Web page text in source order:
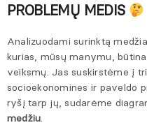
PROBLEMŲ MEDIS
Analizuodami surinktą
kurias, mūsų manymu,
veiksmų. Jas suskirstėme į
socioekonomines ir paveldo
ryšį tarp jų, sudarėme
medžiu.